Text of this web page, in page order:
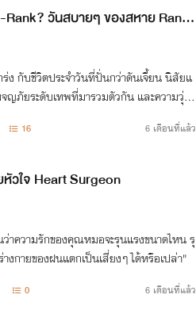
Rank? วันสบายๆ ของสหาย Rank
ง กับชีวิตประจำวันที่ปั่นกว่าดันเจี้ยน นิสัยแ
ญภัยระดับเทพที่มารวมตัวกัน และความวุ่น
16 6 เดือนที่แล้ว
วใจ Heart Surgeon
าความรักของคุณหมอจะรุนแรงขนาดไหน รุ
งกายของฝนแตกเป็นเสี่ยงๆ ได้หรือเปล่า"
0 6 เดือนที่แล้ว